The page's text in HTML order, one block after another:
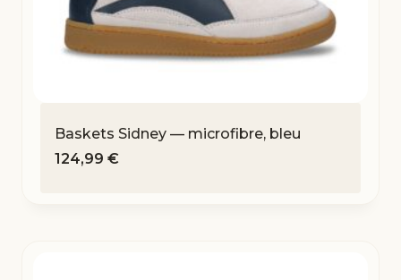
Baskets Sidney — microfibre, bleu
124,99 €